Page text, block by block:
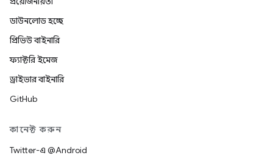
ডাউনলোড হচ্ছে
প্রিভিউ বাইনারি
ফ্যাক্টরি ইমেজ
ড্রাইভার বাইনারি
GitHub
কানেক্ট করুন
Twitter-এ @Android